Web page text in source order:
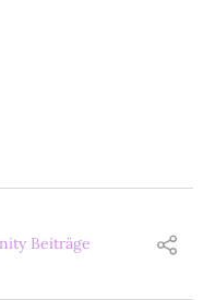
Beiträge